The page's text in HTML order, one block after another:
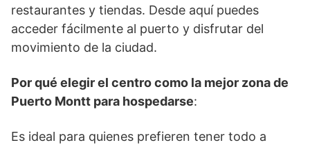
restaurantes y tiendas. Desde aquí puedes
acceder fácilmente al puerto y disfrutar del
movimiento de la ciudad.
Por qué elegir el centro como la mejor zona de
Puerto Montt para hospedarse:
Es ideal para quienes prefieren tener todo a